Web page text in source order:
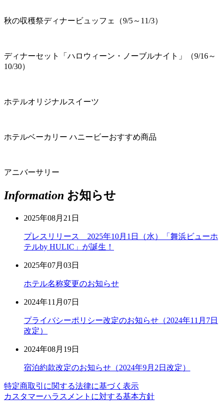
秋の収穫祭ディナービュッフェ（9/5～11/3）
ディナーセット「ハロウィーン・ノーブルナイト」（9/16～
10/30）
ホテルオリジナルスイーツ
ホテルベーカリー ハニービーおすすめ商品
アニバーサリー
Information お知らせ
2025年08月21日
プレスリリース 2025年10月1日（水）「舞浜ビューホ
テルby HULIC」が誕生！
2025年07月03日
ホテル名称変更のお知らせ
2024年11月07日
プライバシーポリシー改定のお知らせ（2024年11月7日
改定）
2024年08月19日
宿泊約款改定のお知らせ（2024年9月2日改定）
特定商取引に関する法律に基づく表示
カスタマーハラスメントに対する基本方針